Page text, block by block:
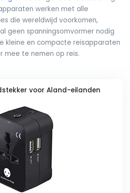
werken met alle
die wereldwijd voorkomen,
geen spanningsomvormer nodig
kleine en compacte reisapparaten
mee te nemen op reis.
voor Aland-eilanden